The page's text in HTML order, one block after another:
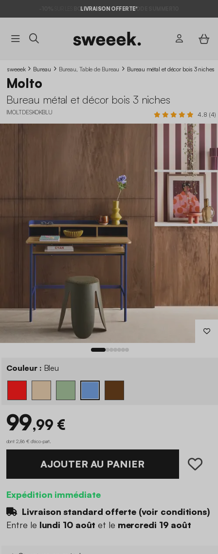
BONS PLANS* AVEC LECODE SUMMER10
LIVRAISON OFFERTE*
sweeek Bureau Bureau, Table de Bureau Bureau métal et décor bois 3 niches
Molto
Bureau métal et décor bois 3 niches
IMOLTDESKOKBLU 4.8 (4)
Couleur : Bleu
99,99 €
dont 2,86 € d'éco-part
AJOUTER AU PANIER
Expédition immédiate
Livraison standard offerte (voir conditions)
Entre le lundi 10 août et le mercredi 19 août